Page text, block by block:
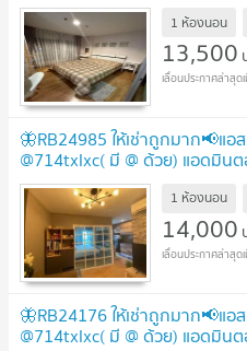
1 ห้องนอน
13,500
🦋RB24985 ให้เช่าถูกมาก📢แ
@714txlxc( มี @ ด้วย) แอดมินต
1 ห้องนอน
14,000
🦋RB24176 ให้เช่าถูกมาก📢แ
@714txlxc( มี @ ด้วย) แอดมินต